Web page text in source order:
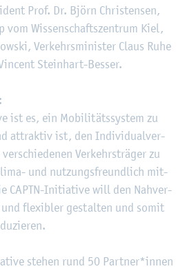
Prof. Dr. Björn Chris­ten­sen,
vom Wis­sen­schafts­zen­trum Kiel,
Ver­kehrs­mi­nis­ter Claus Ruhe
Stein­hart-Bes­ser.
ist es, ein Mo­bi­li­täts­sys­tem zu
at­trak­tiv ist, den In­di­vi­du­al­ver­
Ver­kehrs­trä­ger zu
und nut­zungs­freund­lich mit­
CAPTN-In­itia­ti­ve will den Nah­ver­
fle­xi­bler ge­stal­ten und somit
ste­hen rund 50 Part­ner*innen